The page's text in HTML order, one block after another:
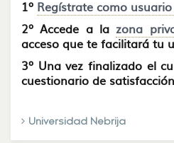
1º Regístrate como
2º Accede a lazona
acceso que te facilitará tu
3º Una vez finalizado el
cuestionario de satisfacción
Universidad Nebrija